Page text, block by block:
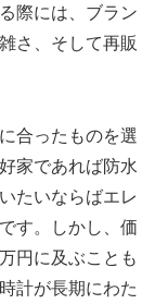
際には、ブラン
さ、そして再販
合ったものを選
家であれば防水
たいならばエレ
す。しかし、価
円に及ぶことも
計が長期にわた